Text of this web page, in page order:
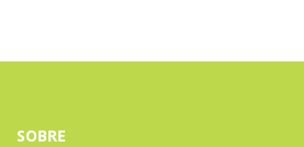
SOBRE